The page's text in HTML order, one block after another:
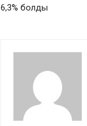
6,3% болды